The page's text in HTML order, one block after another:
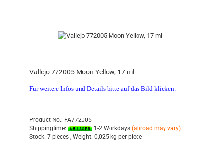
Vallejo 772005 Moon Yellow, 17 ml
Für weitere Infos und Details bitte auf das Bild klicken.
Product No.: FA772005
Shippingtime:
1-2 Workdays (abroad may vary)
Stock: 7 pieces , Weight: 0,025 kg per piece